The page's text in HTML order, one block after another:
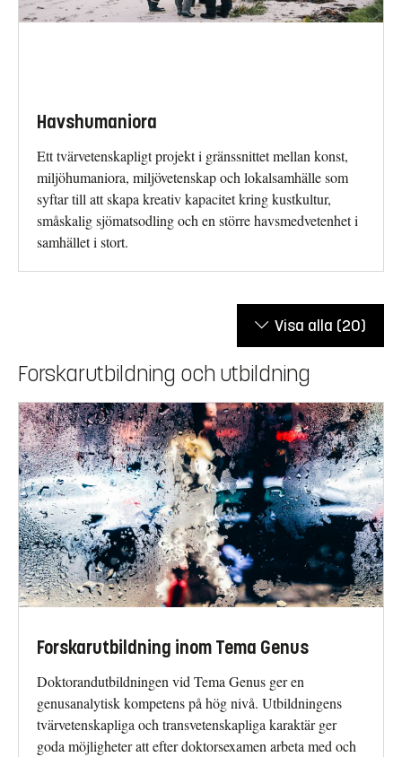
Havshumaniora
Ett tvärvetenskapligt projekt i gränssnittet mellan konst,
miljöhumaniora, miljövetenskap och lokalsamhälle som
syftar till att skapa kreativ kapacitet kring kustkultur,
småskalig sjömatsodling och en större havsmedvetenhet i
samhället i stort.
Visa alla (20)
Forskarutbildning och utbildning
Forskarutbildning inom Tema Genus
Doktorandutbildningen vid Tema Genus ger en
genusanalytisk kompetens på hög nivå. Utbildningens
tvärvetenskapliga och transvetenskapliga karaktär ger
goda möjligheter att efter doktorsexamen arbeta med och